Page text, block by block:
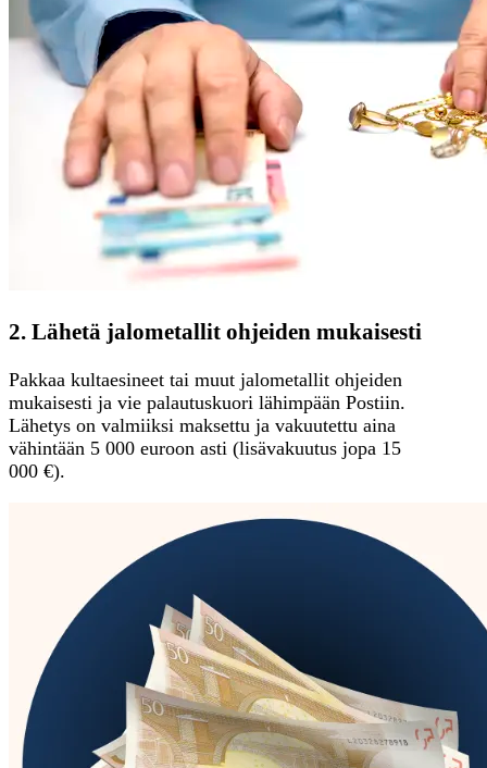
2. Lähetä jalometallit ohjeiden mukaisesti
Pakkaa kultaesineet tai muut jalometallit ohjeiden
mukaisesti ja vie palautuskuori lähimpään Postiin.
Lähetys on valmiiksi maksettu ja vakuutettu aina
vähintään 5 000 euroon asti (lisävakuutus jopa 15
000 €).